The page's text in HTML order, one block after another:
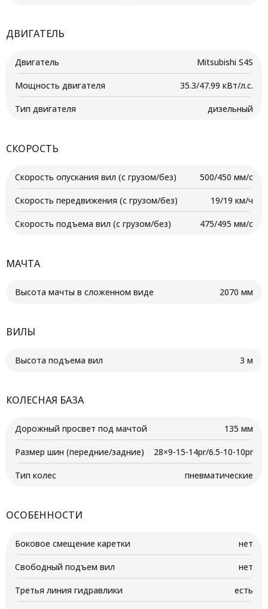
ДВИГАТЕЛЬ
Двигатель Mitsubishi S4S
Мощность двигателя 35.3/47.99 кВт/л.с.
Тип двигателя дизельный
СКОРОСТЬ
Скорость опускания вил (с грузом/без) 500/450 мм/с
Скорость передвижения (с грузом/без) 19/19 км/ч
Скорость подъема вил (с грузом/без) 475/495 мм/с
МАЧТА
Высота мачты в сложенном виде 2070 мм
ВИЛЫ
Высота подъема вил 3 м
КОЛЕСНАЯ БАЗА
Дорожный просвет под мачтой 135 мм
Размер шин (передние/задние) 28×9-15-14pr/6.5-10-10pr
Тип колес пневматические
ОСОБЕННОСТИ
Боковое смещение каретки нет
Свободный подъем вил нет
Третья линия гидравлики есть